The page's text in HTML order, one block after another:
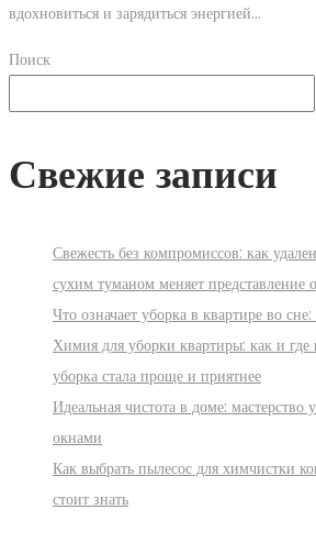
вдохновиться и зарядиться энергией…
Поиск
Свежие записи
Свежесть без компромиссов: как
сухим туманом меняет представление
Что означает уборка в квартире во
Химия для уборки квартиры: как и
уборка стала проще и приятнее
Идеальная чистота в доме: мастерство
окнами
Как выбрать пылесос для химчистки
стоит знать